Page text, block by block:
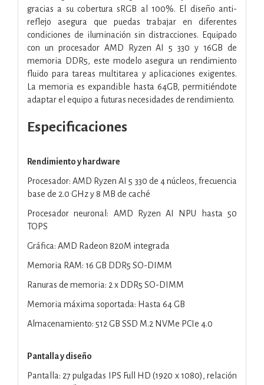
gracias a su cobertura sRGB al 100%. El diseño anti-
reflejo asegura que puedas trabajar en diferentes
condiciones de iluminación sin distracciones. Equipado
con un procesador AMD Ryzen AI 5 330 y 16GB de
memoria DDR5, este modelo asegura un rendimiento
fluido para tareas multitarea y aplicaciones exigentes.
La memoria es expandible hasta 64GB, permitiéndote
adaptar el equipo a futuras necesidades de rendimiento.
Especificaciones
Rendimiento y hardware
Procesador: AMD Ryzen AI 5 330 de 4 núcleos, frecuencia
base de 2.0 GHz y 8 MB de caché
Procesador neuronal: AMD Ryzen AI NPU hasta 50
TOPS
Gráfica: AMD Radeon 820M integrada
Memoria RAM: 16 GB DDR5 SO-DIMM
Ranuras de memoria: 2 x DDR5 SO-DIMM
Memoria máxima soportada: Hasta 64 GB
Almacenamiento: 512 GB SSD M.2 NVMe PCIe 4.0
Pantalla y diseño
Pantalla: 27 pulgadas IPS Full HD (1920 x 1080), relación